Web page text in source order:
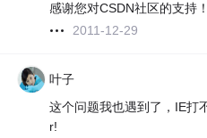
感谢您对CSDN社区的支持！
2011-12-29
叶子
这个问题我也遇到了，IE打
r!